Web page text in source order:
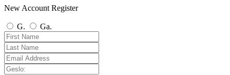
New Account Register
G. Ga.